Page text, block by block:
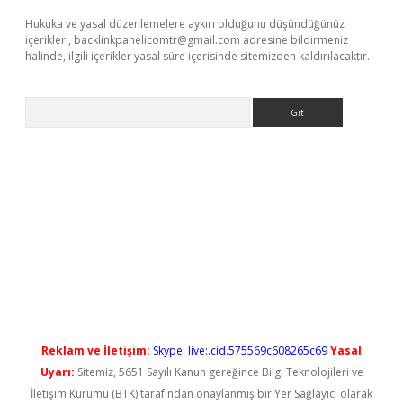
Hukuka ve yasal düzenlemelere aykırı olduğunu düşündüğünüz
içerikleri, backlinkpanelicomtr@gmail.com adresine bildirmeniz
halinde, ilgili içerikler yasal süre içerisinde sitemizden kaldırılacaktır.
Reklam ve İletişim: Skype: live:.cid.575569c608265c69Yasal
Uyarı: Sitemiz, 5651 Sayılı Kanun gereğince Bilgi Teknolojileri ve
İletişim Kurumu (BTK) tarafından onaylanmış bir Yer Sağlayıcı olarak